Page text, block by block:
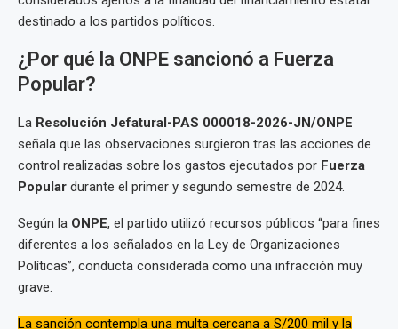
destinado a los partidos políticos.
¿Por qué la ONPE sancionó a Fuerza
Popular?
La Resolución Jefatural-PAS 000018-2026-JN/ONPE
señala que las observaciones surgieron tras las acciones de
control realizadas sobre los gastos ejecutados por Fuerza
Popular durante el primer y segundo semestre de 2024.
Según la ONPE, el partido utilizó recursos públicos “para fines
diferentes a los señalados en la Ley de Organizaciones
Políticas”, conducta considerada como una infracción muy
grave.
La sanción contempla una multa cercana a S/200 mil y la